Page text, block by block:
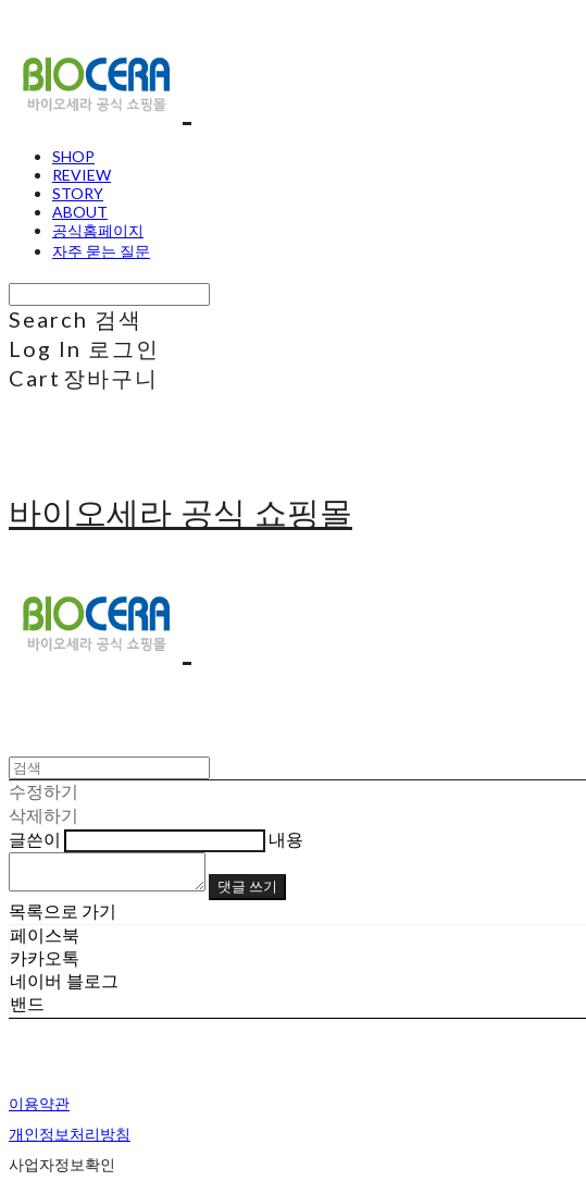
SHOP
REVIEW
STORY
ABOUT
공식홈페이지
자주 묻는 질문
Search 검색
Log In 로그인
Cart 장바구니
바이오세라 공식 쇼핑몰
수정하기
삭제하기
글쓴이
내용
댓글 쓰기
목록으로 가기
페이스북
카카오톡
네이버 블로그
밴드
이용약관
개인정보처리방침
사업자정보확인